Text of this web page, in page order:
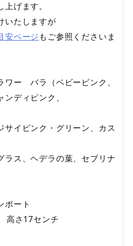
げます。
いたしますが
安ページ もご参照くださいま
ー バラ（ベビーピンク、
ディピンク、
イピンク・グリーン、カス
ス、ヘデラの葉、セブリナ
ート
さ17センチ